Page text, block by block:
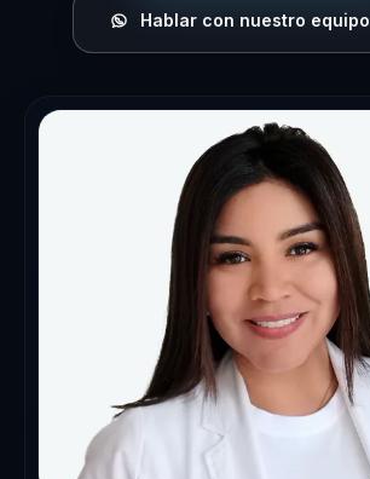
Hablar con nuestro equipo